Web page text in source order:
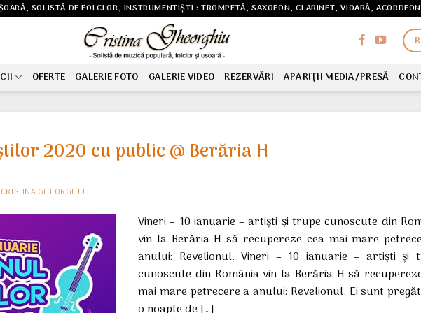
SOLISTĂ DE FOLCLOR, INSTRUMENTIȘTI : TROMPETĂ, SAXOFON, CLARINET, VIOARĂ,
OFERTE GALERIE FOTO GALERIE VIDEO REZERVĂRI APARIȚII MEDIA/PRESĂ
2020 cu public @ Berăria H
CRISTINA GHEORGHIU
Vineri – 10 ianuarie – artiști și trupe cunoscute din
vin la Berăria H să recupereze cea mai mare
anului: Revelionul. Vineri – 10 ianuarie – artiști și
cunoscute din România vin la Berăria H să
mai mare petrecere a anului: Revelionul. Ei sunt
o noapte de […]